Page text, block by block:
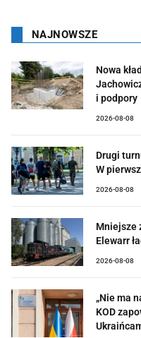
NAJNOWSZE
Nowa
i podpory
2026-08-08
Drugi
W
2026-08-08
Mniejsze
Elewarr
2026-08-08
„Nie ma
KOD